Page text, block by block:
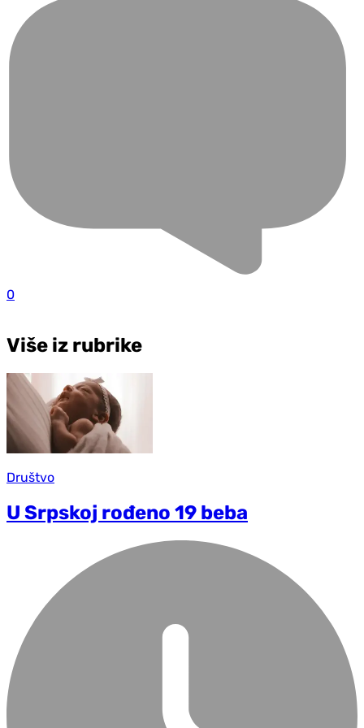
0
Više iz rubrike
Društvo
U Srpskoj rođeno 19 beba